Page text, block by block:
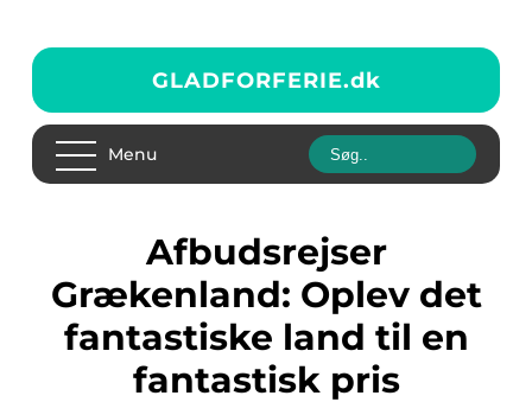
GLADFORFERIE.dk
Menu
Afbudsrejser
Grækenland: Oplev det
fantastiske land til en
fantastisk pris